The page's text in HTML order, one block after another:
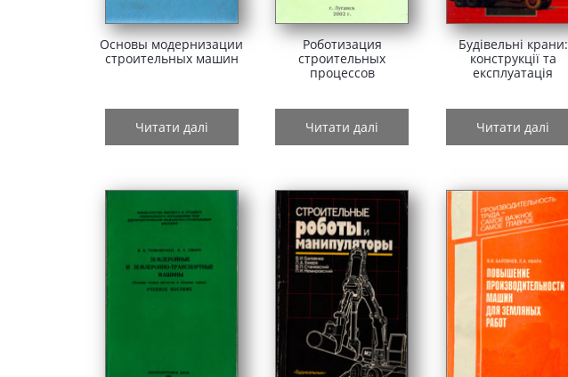
Основы модернизации
строительных машин
Читати далі
Роботизация
строительных
процессов
Читати далі
Будівельні крани:
конструкції та
експлуатація
Читати далі